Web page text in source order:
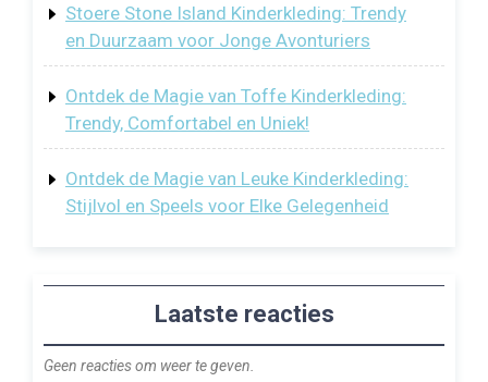
Stoere Stone Island Kinderkleding: Trendy
en Duurzaam voor Jonge Avonturiers
Ontdek de Magie van Toffe Kinderkleding:
Trendy, Comfortabel en Uniek!
Ontdek de Magie van Leuke Kinderkleding:
Stijlvol en Speels voor Elke Gelegenheid
Laatste reacties
Geen reacties om weer te geven.